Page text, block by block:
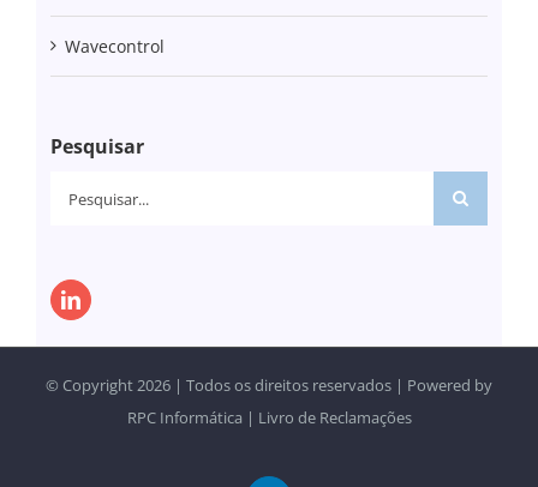
Wavecontrol
Pesquisar
Pesquisar
© Copyright2026 | Todos os direitos reservados | Powered by
RPC Informática | Livro de Reclamações